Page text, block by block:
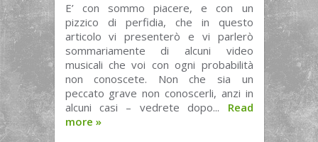
E’ con sommo piacere, e con un
pizzico di perfidia, che in questo
articolo vi presenterò e vi parlerò
sommariamente di alcuni video
musicali che voi con ogni probabilità
non conoscete. Non che sia un
peccato grave non conoscerli, anzi in
alcuni casi – vedrete dopo... Read
more »